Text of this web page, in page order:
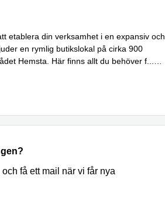
etablera din verksamhet i en expansiv och
en rymlig butikslokal på cirka 900
Hemsta. Här finns allt du behöver f
få ett mail när vi får nya